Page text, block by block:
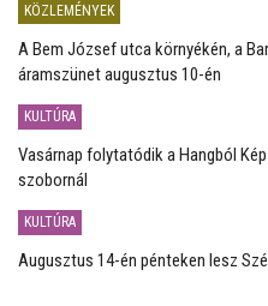
KÖZLEMÉNYEK
A Bem József utca környékén, a
áramszünet augusztus 10-én
KULTÚRA
Vasárnap folytatódik a Hangból
szobornál
KULTÚRA
Augusztus 14-én pénteken lesz